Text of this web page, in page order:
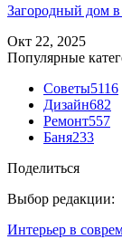
Загородный дом в
Окт 22, 2025
Популярные
Советы5116
Дизайн682
Ремонт557
Баня233
Поделиться
Выбор редакции:
Интерьер в